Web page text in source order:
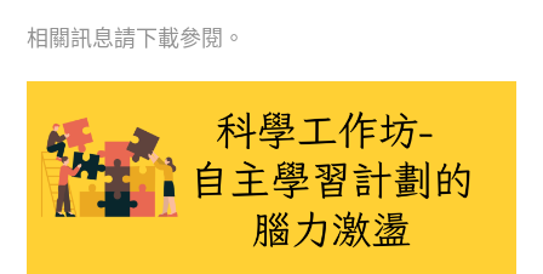
相關訊息請下載參閱。